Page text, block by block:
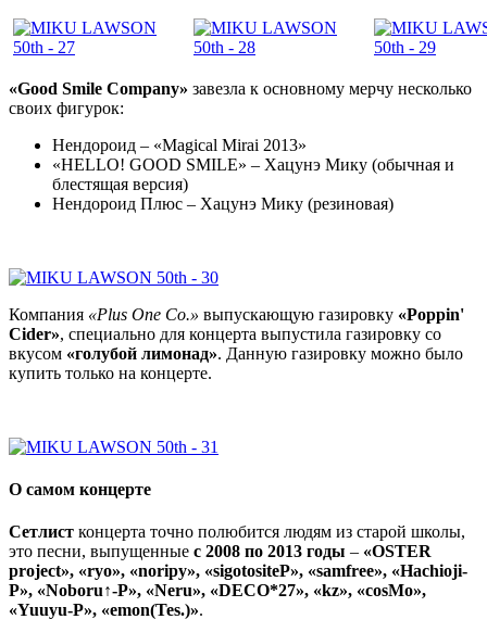
«Good Smile Company» завезла к основному мерчу несколько
своих фигурок:
Нендороид – «Magical Mirai 2013»
«HELLO! GOOD SMILE» – Хацунэ Мику (обычная и
блестящая версия)
Нендороид Плюс – Хацунэ Мику (резиновая)
Компания «Plus One Co.» выпускающую газировку «Poppin'
Cider», специально для концерта выпустила газировку со
вкусом «голубой лимонад». Данную газировку можно было
купить только на концерте.
О самом концерте
Сетлист концерта точно полюбится людям из старой школы,
это песни, выпущенные с 2008 по 2013 годы – «OSTER
project», «ryo», «noripy», «sigotositeP», «samfree», «Hachioji-
P», «Noboru↑-P», «Neru», «DECO*27», «kz», «cosMo»,
«Yuuyu-P», «emon(Tes.)».